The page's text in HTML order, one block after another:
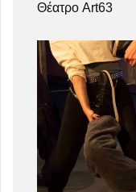
Θέατρο Art63